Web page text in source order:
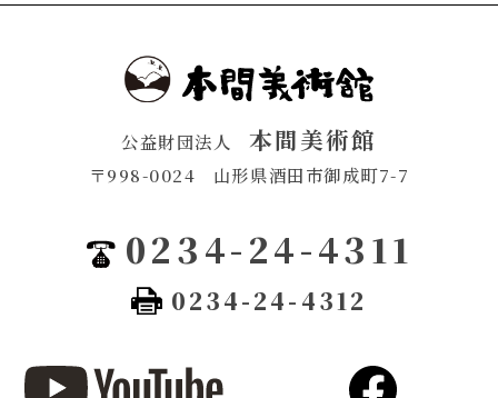
公益財団法人 本間美術館
〒998-0024 山形県酒田市御成町7-7
0234-24-4311
0234-24-4312